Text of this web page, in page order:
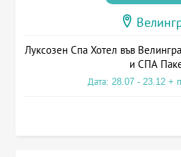
Луксозен Спа Хотел във
и СПА
Дата: 28.07 - 23.12 +